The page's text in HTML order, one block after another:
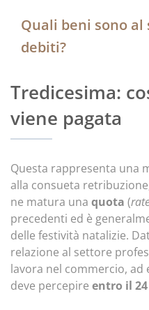
Quali beni sono al
debiti?
Tredicesima:
viene pagata
Questa rappresenta una
alla consueta
ne matura una quota (
precedenti ed è
delle festività natalizie.
relazione al settore
lavora nel commercio, ad
deve percepire entro il